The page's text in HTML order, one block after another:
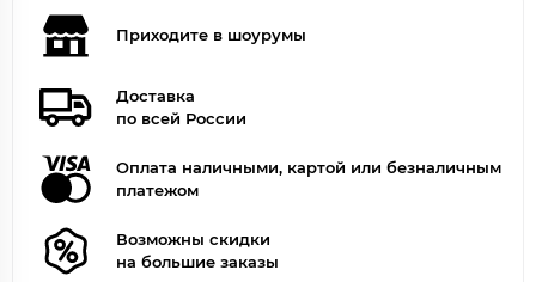
Приходите в шоурумы
Доставка
по всей России
Оплата наличными, картой или безналичным
платежом
Возможны скидки
на большие заказы